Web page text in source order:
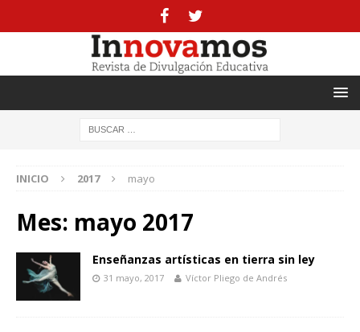
INICIO 2017 mayo
Mes: mayo 2017
Enseñanzas artísticas en tierra sin ley
31 mayo, 2017 Víctor Pliego de Andrés